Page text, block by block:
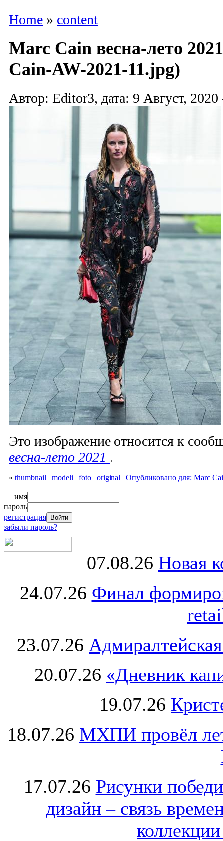
Home » content
Marc Cain весна-лето
Cain-AW-2021-11.jpg)
Автор: Editor3, дата: 9 Август, 2020
Это изображение относится к
весна-лето 2021 .
» thumbnail | modeli | foto | original | Опубликовано для: Marc
имя
пароль
регистрация
забыли пароль?
07.08.26 Новая
24.07.26 Финал
23.07.26
20.07.26 «Дневник
19.07.26
18.07.26 МХПИ провёл
17.07.26 Рисунки
дизайн – связь